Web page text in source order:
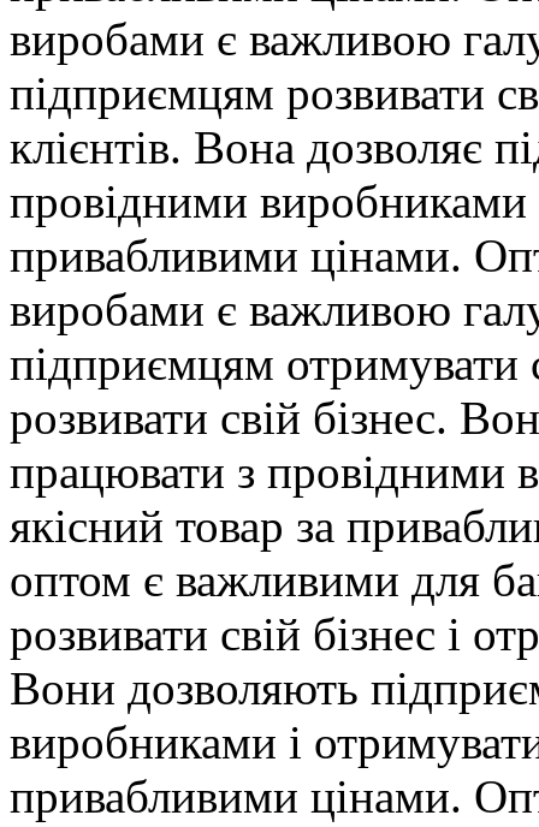
виробами є важливою
підприємцям розвивати
клієнтів. Вона дозволяє
провідними виробниками
привабливими цінами.
виробами є важливою
підприємцям отримувати
розвивати свій бізнес.
працювати з провідними
якісний товар за
оптом є важливими для
розвивати свій бізнес і
Вони дозволяють
виробниками і
привабливими цінами.